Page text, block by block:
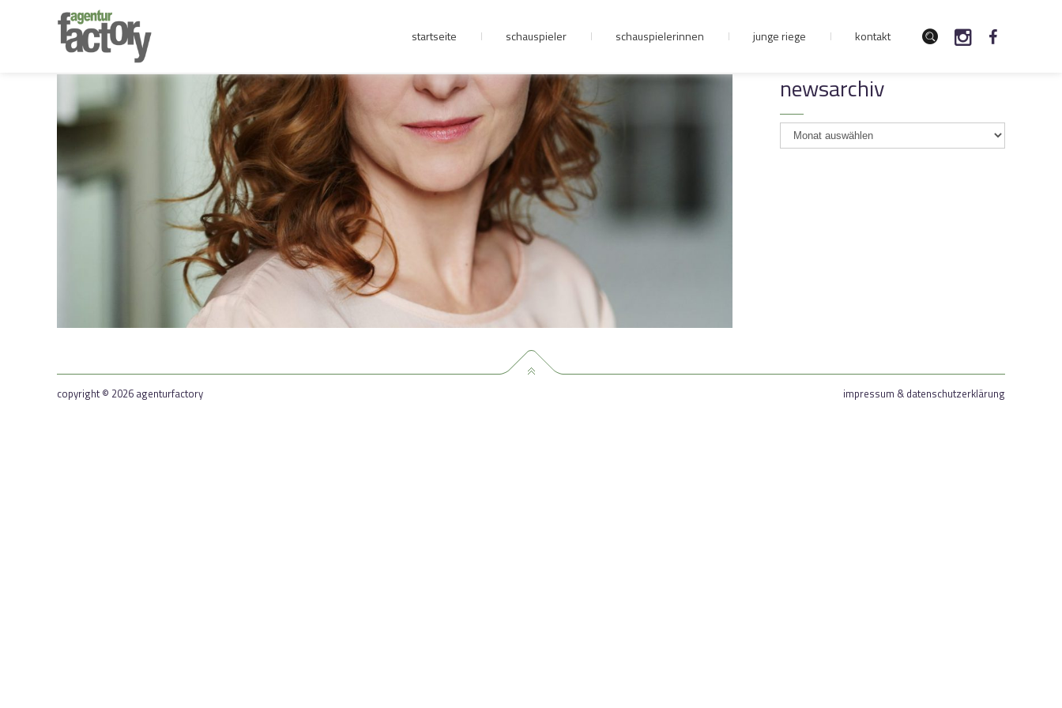
junge riege
kontakt
startseite schauspieler schauspielerinnen junge riege kontakt
newsarchiv
newsarchiv
copyright © 2026 agenturfactory impressum & datenschutzerklärung